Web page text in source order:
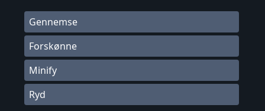
Gennemse
Forskønne
Minify
Ryd